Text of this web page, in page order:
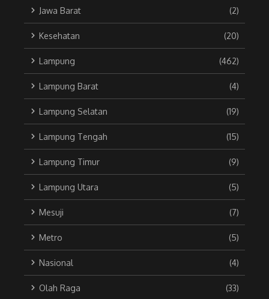
Jawa Barat (2)
Kesehatan (20)
Lampung (462)
Lampung Barat (4)
Lampung Selatan (19)
Lampung Tengah (15)
Lampung Timur (9)
Lampung Utara (5)
Mesuji (7)
Metro (5)
Nasional (4)
Olah Raga (33)